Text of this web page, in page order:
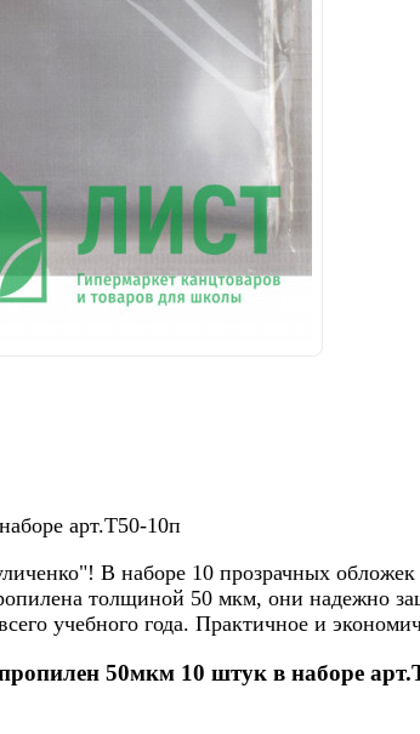
арт.Т50-10п
В наборе 10 прозрачных
толщиной 50 мкм, они надежно
учебного года. Практичное и
50мкм 10 штук в наборе